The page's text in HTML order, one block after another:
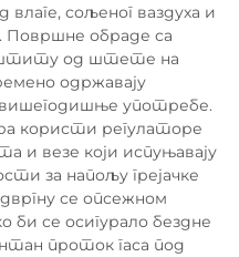
влаге, сољеног ваздуха и
обраде са
од штете на
одржавају
употребе.
користи регулаторе
и везе који испуњавају
за напољу грејачке
се опсежном
се осигурало бездне
проток гаса под